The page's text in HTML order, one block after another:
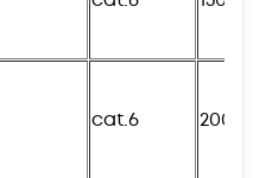
cat.6